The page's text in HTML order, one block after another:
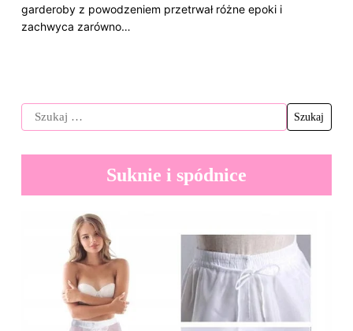
garderoby z powodzeniem przetrwał różne epoki i
zachwyca zarówno…
Suknie i spódnice